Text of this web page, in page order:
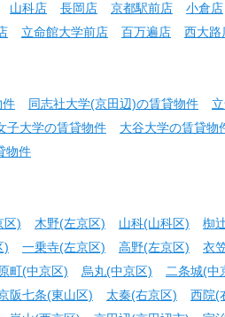
山科店 長岡店 京都駅前店 小倉店
立命館大学前店 百万遍店 西大路
件 同志社大学(京田辺)の賃貸物件
子大学の賃貸物件 大谷大学の賃貸物
物件
区) 木野(左京区) 山科(山科区) 椥
) 一乗寺(左京区) 高野(左京区) 衣
町(中京区) 烏丸(中京区) 二条城(中
阪七条(東山区) 太秦(右京区) 西院(